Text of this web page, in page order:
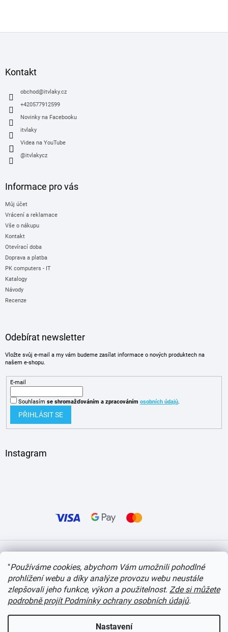
"Používáme cookies, abychom Vám umožnili pohodlné
prohlížení webu a díky analýze provozu webu neustále
zlepšovali jeho funkce, výkon a použitelnost. Zde si můžete
podrobně projít Podmínky ochrany osobních údajů.
Nastavení
Kontakt
obchod@itvlaky.cz
+420577912599
Novinky na Facebooku
itvlaky
Videa na YouTube
@itvlakycz
Informace pro vás
Můj účet
Vrácení a reklamace
Vše o nákupu
Kontakt
Otevírací doba
Doprava a platba
PK computers - IT
Katalogy
Návody
Recenze
Odebírat newsletter
Vložte svůj e-mail a my vám budeme zasílat informace o nových produktech na
našem e-shopu.
E-mail
Souhlasím se shromažďováním a zpracováním osobních údajů.
PŘIHLÁSIT SE
Instagram
Copyright 2026 itvlaky.cz . Všechna práva vyhrazena. Upravit nastavení cookies